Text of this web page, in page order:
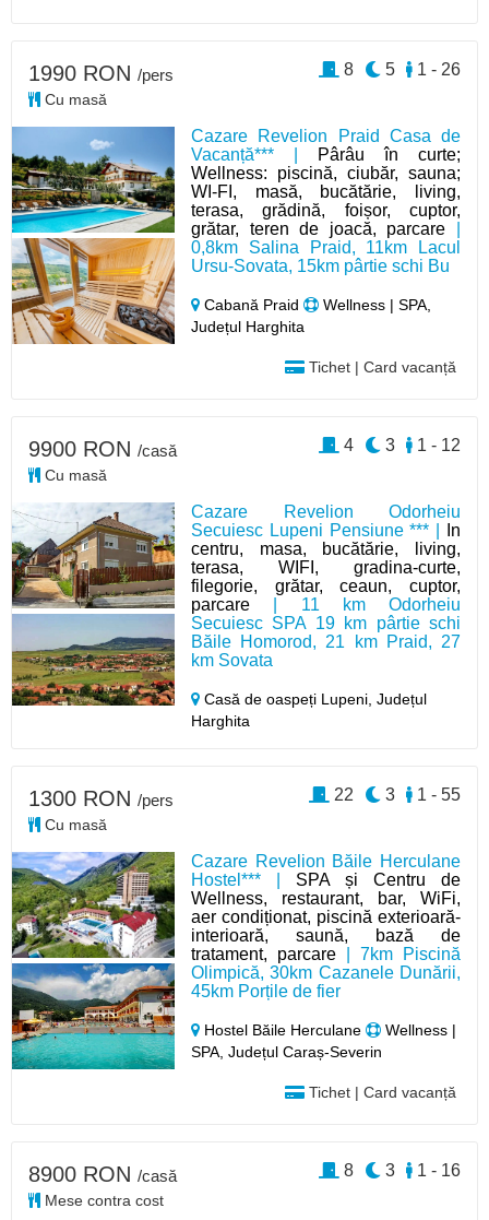
Cazare Revelion Praid Casa de
Vacanță*** |
Pârâu în curte;
Wellness: piscină, ciubăr, sauna;
WI-FI, masă, bucătărie, living,
terasa, grădină, foișor, cuptor,
grătar, teren de joacă, parcare
0,8km Salina Praid, 11km Lacul
Ursu-Sovata, 15km pârtie schi Bu
Cabană Praid
Wellness | SPA,
Județul Harghita
Tichet | Card vacanță
1990 RON /pers
Cu masă
1 - 26
5
8
Cazare Revelion Odorheiu
Secuiesc Lupeni Pensiune *** |
In
centru, masa, bucătărie, living,
terasa, WIFI, gradina-curte,
filegorie, grătar, ceaun, cuptor,
parcare | 11 km Odorheiu
Secuiesc SPA 19 km pârtie schi
Băile Homorod, 21 km Praid, 27
km Sovata
Casă de oaspeți Lupeni,Județul
Harghita
9900 RON /casă
Cu masă
1 - 12
3
4
Cazare Revelion Băile Herculane
Hostel*** | SPA și Centru de
Wellness, restaurant, bar, WiFi,
aer condiționat, piscină exterioară-
interioară, saună, bază de
tratament, parcare | 7km Piscină
Olimpică, 30km Cazanele Dunării,
45km Porțile de fier
Hostel Băile Herculane
Wellness |
SPA, Județul Caraș-Severin
Tichet | Card vacanță
1300 RON /pers
Cu masă
1 - 55
3
22
8900 RON /casă
Mese contra cost
1 - 16
3
8